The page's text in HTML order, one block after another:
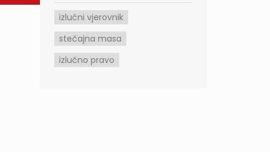
izlučni vjerovnik
stečajna masa
izlučno pravo